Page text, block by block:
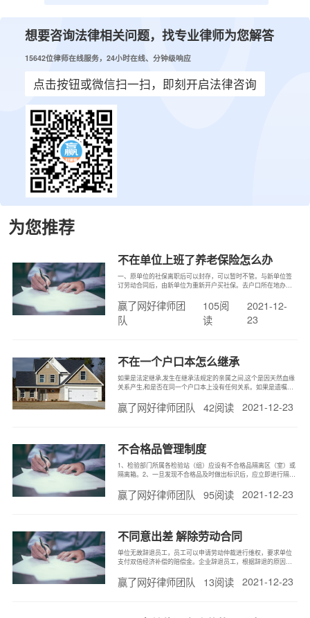
想要咨询法律相关问题，找专业律师为您解答
15642位律师在线服务，24小时在线、分钟级响应
点击按钮或微信扫一扫，即刻开启法律咨询
为您推荐
不在单位上班了养老保险怎么办
一、原单位的社保离职后可以封存，可以暂时不管。与新单位签
订劳动合同后，由新单位为重新开户买社保。去户口所在地办理
可以选择把医疗那部分的钱提出来。二、社保是有年限的，不管
在哪里缴纳，连续缴纳15年就不用交了，可以领退休金了。可以
选择性参加住院医
赢了网好律师团
队
105阅
读
2021-12-
23
不在一个户口本怎么继承
如果是法定继承,发生在继承法规定的亲属之间,这个是因天然血缘
关系产生,和是否在同一个户口本上没有任何关系。如果是遗嘱继
本上没有任何关系。无论如何,户口本都不是继承需要考虑的因
素。
赢了网好律师团队 42阅读 2021-12-23
不合格品管理制度
1、检验部门所属各检验站（组）应设有不合格品隔离区（室）或
隔离箱。2、一旦发现不合格品及时做出标识后，应立即进行隔离
用、处理不合格品。3、及时或定期组织有关人员对不合格品进行
评审和分析处理。4、对确认为拒收和判废的不合格品，应严加隔
赢了网好律师团队 95阅读 2021-12-23
不同意出差 解除劳动合同
单位无故辞退员工，员工可以申请劳动仲裁进行维权，要求单位
支付双倍经济补偿的赔偿金。企业辞退员工，根据辞退的原因不
偿的赔偿金。合同到期辞退员工，单位需要支付经济性补偿。单
位经济性裁员，辞退员工需要支付经济性补偿。员工严重违反公
赢了网好律师团队 13阅读 2021-12-23